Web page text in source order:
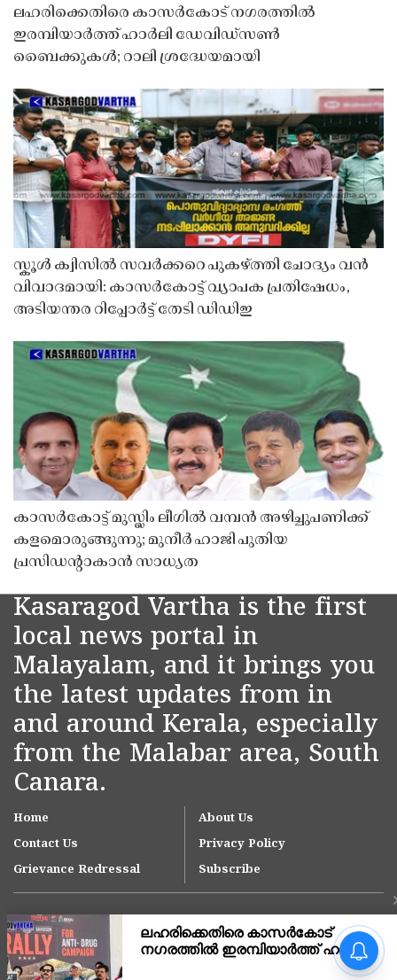
ലഹരിക്കെതിരെ കാസർകോട് നഗരത്തിൽ
ഇരമ്പിയാർത്ത് ഹാർലി ഡേവിഡ്‌സൺ
ബൈക്കുകൾ; റാലി ശ്രദ്ധേയമായി
സ്കൂൾ ക്വിസിൽ സവർക്കറെ പുകഴ്ത്തി ചോദ്യം വൻ
വിവാദമായി: കാസർകോട്ട് വ്യാപക പ്രതിഷേധം,
അടിയന്തര റിപ്പോർട്ട് തേടി ഡിഡിഇ
കാസർകോട്ട് മുസ്ലിം ലീഗിൽ വമ്പൻ അഴിച്ചുപണിക്ക്
കളമൊരുങ്ങുന്നു; മുനീർ ഹാജി പുതിയ
പ്രസിഡൻ്റാകാൻ സാധ്യത
Kasaragod Vartha is the first
local news portal in
Malayalam, and it brings you
the latest updates from in
and around Kerala, especially
from the Malabar area, South
Canara.
Home
About Us
Contact Us
Privacy Policy
Grievance Redressal
Subscribe
നീലേശ്വരം നഗരസഭയിലെ
ആനച്ചാൽ-ഉച്ചൂളിക്കുതിർ